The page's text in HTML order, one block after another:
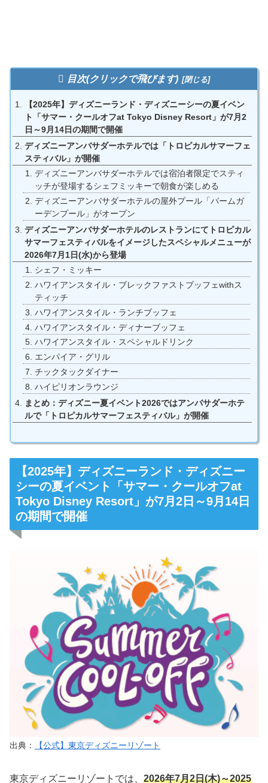
目次(クリックで飛びます)
【2025年】ディズニーランド・ディズニーシーの夏イベン
ト「サマー・クールオフat Tokyo Disney Resort」が7月2
日～9月14日の期間で開催
ディズニーアンバサダーホテルでは「トロピカルサマーフェ
スティバル」が開催
ディズニーアンバサダーホテルでは宿泊者限定でスティ
ッチが登場するシェフミッキーで朝食が楽しめる
ディズニーアンバサダーホテルの屋外プール「パームガ
ーデンプール」がオープン
ディズニーアンバサダーホテルのレストランにてトロピカル
サマーフェスティバルをイメージしたスペシャルメニューが
2026年7月1日(水)から登場
シェフ・ミッキー
ハワイアンスタイル・ブレックファストブッフェwithス
ティッチ
ハワイアンスタイル・ランチブッフェ
ハワイアンスタイル・ディナーブッフェ
ハワイアンスタイル・スペシャルドリンク
エンパイア・グリル
チックタックダイナー
ハイピリオンラウンジ
まとめ：ディズニー夏イベント2026ではアンバサダーホテ
ルで「トロピカルサマーフェスティバル」が開催
【2025年】ディズニーランド・ディズニー
シーの夏イベント「サマー・クールオフat
Tokyo Disney Resort」が7月2日～9月14日
の期間で開催
出典： 【公式】東京ディズニーリゾート
東京ディズニーリゾートでは、 2026年7月2日(木)～2025